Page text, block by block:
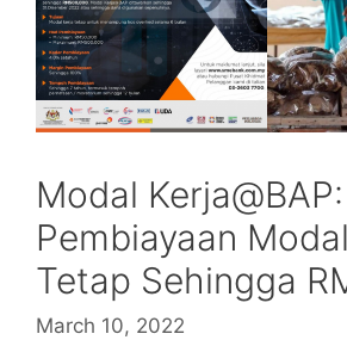
Modal Kerja@BAP:
Pembiayaan
Tetap Sehingga
March 10, 2022